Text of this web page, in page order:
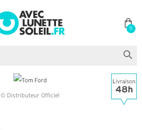
0
© Distributeur Officiel